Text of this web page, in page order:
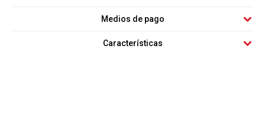
Medios de pago
Características